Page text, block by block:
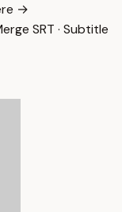
→
SRT · Subtitle